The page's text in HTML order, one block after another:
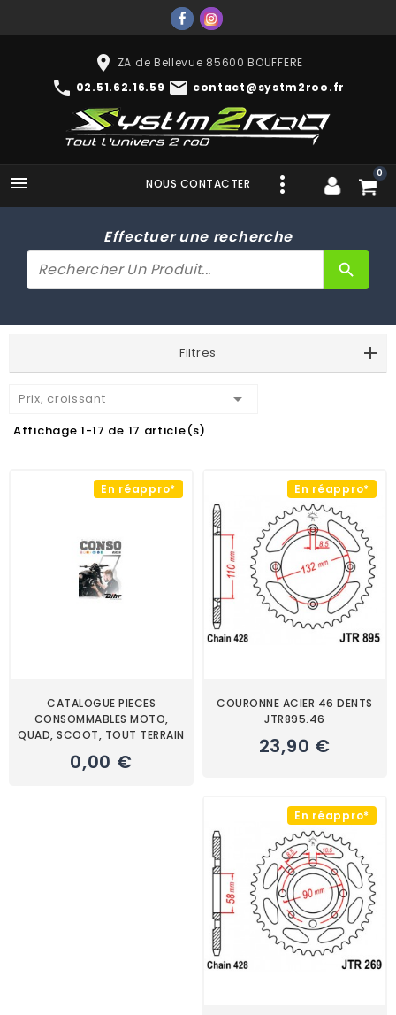
place ZA de Bellevue 85600 BOUFFERE
phone 02.51.62.16.59 mail contact@systm2roo.fr
 0
NOUS CONTACTER
Effectuer une recherche
search
Filtres
Prix, croissant 
Affichage 1-17 de 17 article(s)
En réappro*
CATALOGUE PIECES
CONSOMMABLES MOTO,
QUAD, SCOOT, TOUT TERRAIN
0,00 €
En réappro*
COURONNE ACIER 46 DENTS
JTR895.46
23,90 €
En réappro*